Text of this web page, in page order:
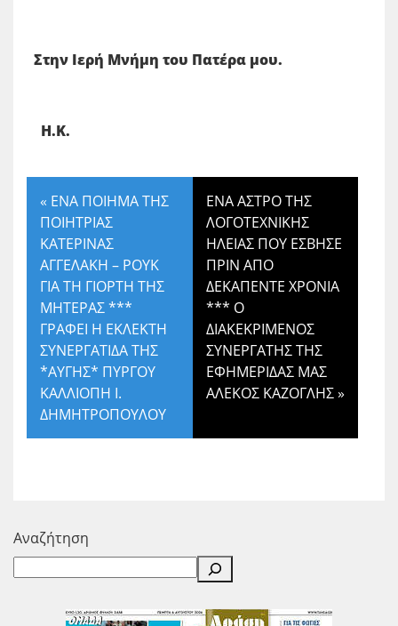
Στην Ιερή Μνήμη του Πατέρα μου.
Η.Κ.
« ΕΝΑ ΠΟΙΗΜΑ ΤΗΣ
ΠΟΙΗΤΡΙΑΣ
ΚΑΤΕΡΙΝΑΣ
ΑΓΓΕΛΑΚΗ – ΡΟΥΚ
ΓΙΑ ΤΗ ΓΙΟΡΤΗ ΤΗΣ
ΜΗΤΕΡΑΣ ***
ΓΡΑΦΕΙ Η ΕΚΛΕΚΤΗ
ΣΥΝΕΡΓΑΤΙΔΑ ΤΗΣ
*ΑΥΓΗΣ* ΠΥΡΓΟΥ
ΚΑΛΛΙΟΠΗ Ι.
ΔΗΜΗΤΡΟΠΟΥΛΟΥ
ΕΝΑ ΑΣΤΡΟ ΤΗΣ
ΛΟΓΟΤΕΧΝΙΚΗΣ
ΗΛΕΙΑΣ ΠΟΥ ΕΣΒΗΣΕ
ΠΡΙΝ ΑΠΟ
ΔΕΚΑΠΕΝΤΕ ΧΡΟΝΙΑ
*** Ο
ΔΙΑΚΕΚΡΙΜΕΝΟΣ
ΣΥΝΕΡΓΑΤΗΣ ΤΗΣ
ΕΦΗΜΕΡΙΔΑΣ ΜΑΣ
ΑΛΕΚΟΣ ΚΑΖΟΓΛΗΣ»
Αναζήτηση